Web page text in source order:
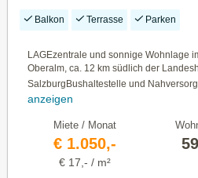
Balkon Terrasse Parken
LAGEzentrale und sonnige Wohnlage
Oberalm, ca. 12 km südlich der
SalzburgBushaltestelle und
anzeigen
Miete / Monat
€ 1.050,-
€ 17,- / m²